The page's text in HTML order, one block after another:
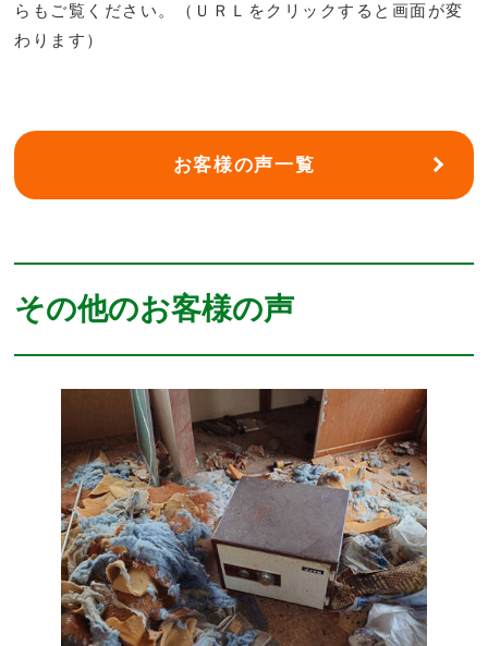
らもご覧ください。（ＵＲＬをクリックすると画面が変
わります）
お客様の声一覧
その他のお客様の声